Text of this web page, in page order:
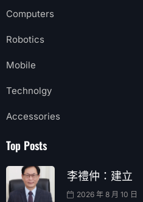
Computers
Robotics
Mobile
Technolgy
Accessories
Top Posts
李禮仲：建立
2026 年 8 月 10 日